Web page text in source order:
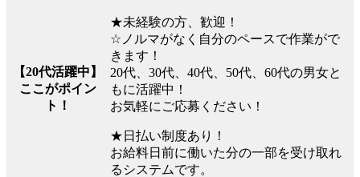
【20代活躍中】
ここがポイン
ト！
★未経験の方、歓迎！
☆ノルマがなく自分のペースで作業がで
きます！
20代、30代、40代、50代、60代の男女と
もに活躍中！
お気軽にご応募ください！
★日払い制度あり！
お給料日前に働いた分の一部を受け取れ
るシステムです。